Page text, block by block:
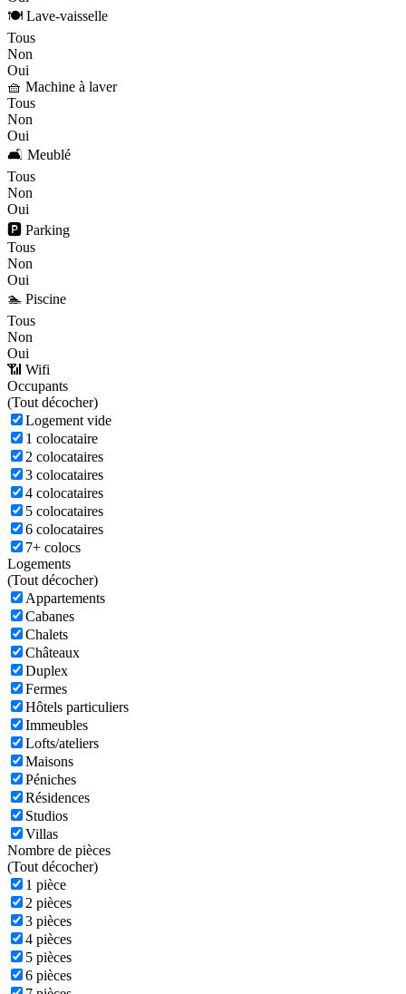
🍽️ Lave-vaisselle
Tous
Non
Oui
🧺 Machine à laver
Tous
Non
Oui
🛋️ Meublé
Tous
Non
Oui
🅿️ Parking
Tous
Non
Oui
🏊 Piscine
Tous
Non
Oui
📶 Wifi
Occupants
(Tout décocher)
Logement vide
1 colocataire
2 colocataires
3 colocataires
4 colocataires
5 colocataires
6 colocataires
7+ colocs
Logements
(Tout décocher)
Appartements
Cabanes
Chalets
Châteaux
Duplex
Fermes
Hôtels particuliers
Immeubles
Lofts/ateliers
Maisons
Péniches
Résidences
Studios
Villas
Nombre de pièces
(Tout décocher)
1 pièce
2 pièces
3 pièces
4 pièces
5 pièces
6 pièces